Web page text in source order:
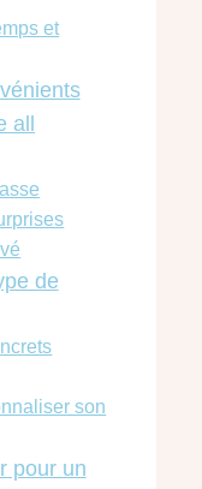
et
all
de
son
pour un